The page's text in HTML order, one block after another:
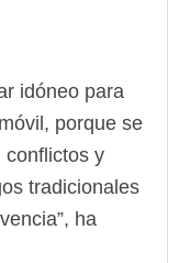
idóneo para
porque se
conflictos y
tradicionales
ha